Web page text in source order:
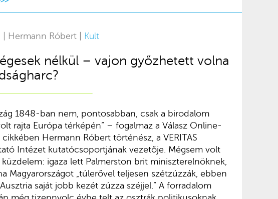
| Hermann Róbert | Kult
nélkül – vajon győzhetett volna
1848-ban nem, pontosabban, csak a birodalom
rajta Európa térképén” – fogalmaz a Válasz Online-
Hermann Róbert történész, a VERITAS
Intézet kutatócsoportjának vezetője. Mégsem volt
küzdelem: igaza lett Palmerston brit miniszterelnöknek,
Magyarországot „túlerővel teljesen szétzúzzák, ebben
saját jobb kezét zúzza széjjel.” A forradalom